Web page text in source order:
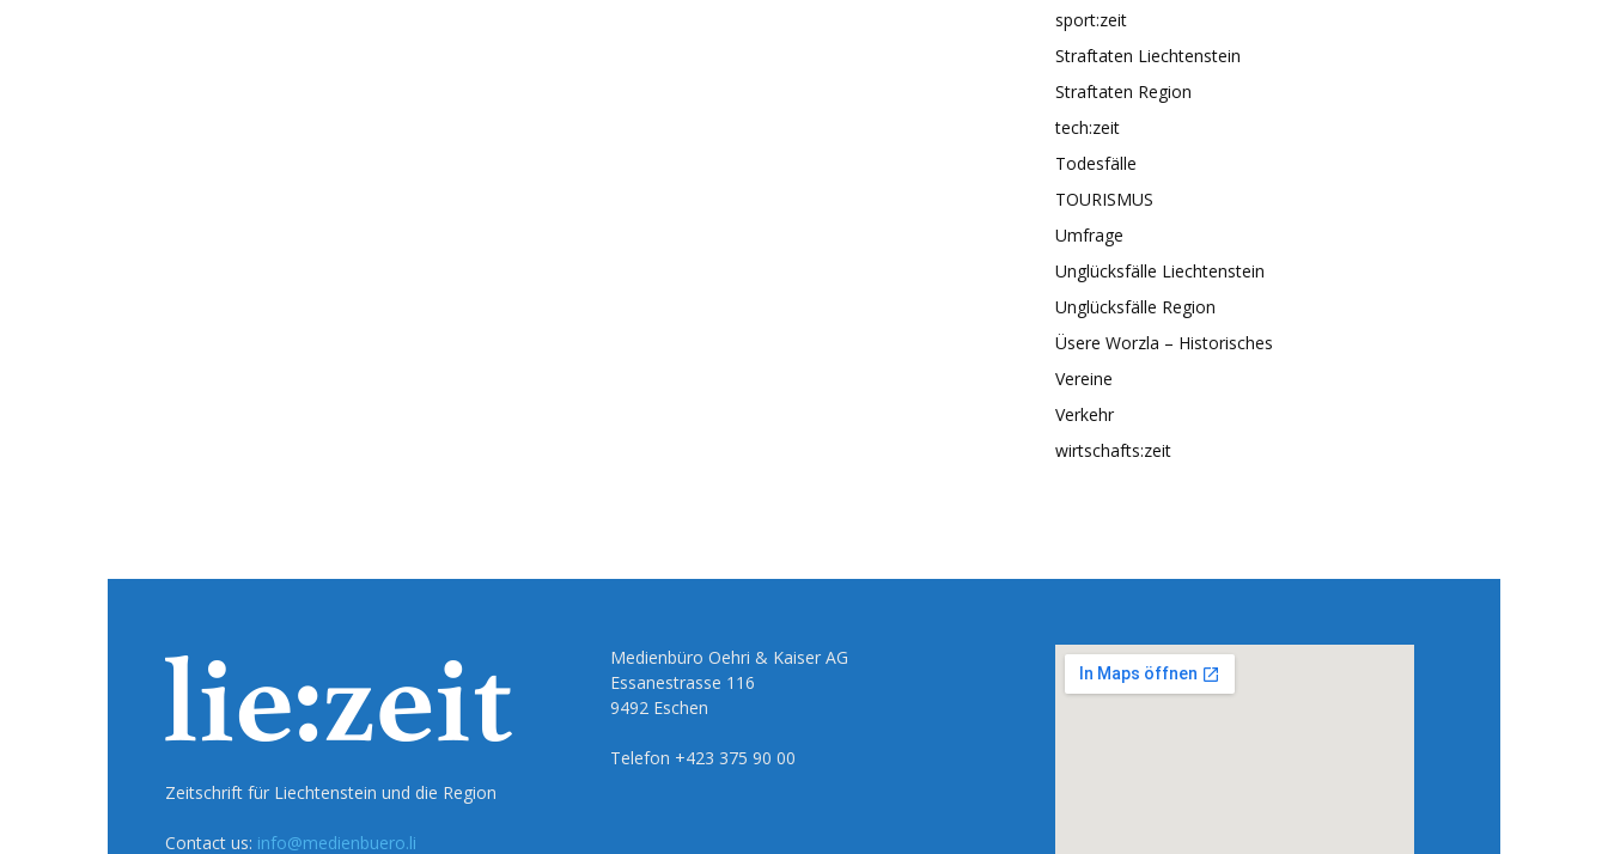
sport:zeit
Straftaten Liechtenstein
Straftaten Region
tech:zeit
Todesfälle
TOURISMUS
Umfrage
Unglücksfälle Liechtenstein
Unglücksfälle Region
Üsere Worzla – Historisches
Vereine
Verkehr
wirtschafts:zeit
Zeitschrift für Liechtenstein und die Region
Contact us: info@medienbuero.li
Medienbüro Oehri & Kaiser AG
Essanestrasse 116
9492 Eschen
Telefon +423 375 90 00